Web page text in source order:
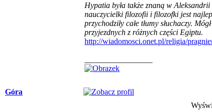
Hypatia była także znaną w
nauczycielki filozofii i filozofki jest
przychodziły całe tłumy słuchaczy.
przyjezdnych z różnych części Egiptu.
http://wiadomosci.onet.pl/religia/
Góra